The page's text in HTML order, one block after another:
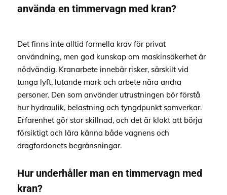
använda en timmervagn med kran?
Det finns inte alltid formella krav för privat
användning, men god kunskap om maskinsäkerhet är
nödvändig. Kranarbete innebär risker, särskilt vid
tunga lyft, lutande mark och arbete nära andra
personer. Den som använder utrustningen bör förstå
hur hydraulik, belastning och tyngdpunkt samverkar.
Erfarenhet gör stor skillnad, och det är klokt att börja
försiktigt och lära känna både vagnens och
dragfordonets begränsningar.
Hur underhåller man en timmervagn med
kran?